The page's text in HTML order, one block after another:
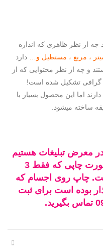
چه از نظر ظاهری که اندازه
دارد
و چه از نظر محتوایی که از
گرافی تشکیل شده است!
دارند اما این محصول بسیار با
ساخته میشود.
معرض تبلیغات هستیم
، چه به صورت آنلاین ، چه به صورت چاپی که فقط 3
چاپ روی اجسام که
بوده است برای ثبت